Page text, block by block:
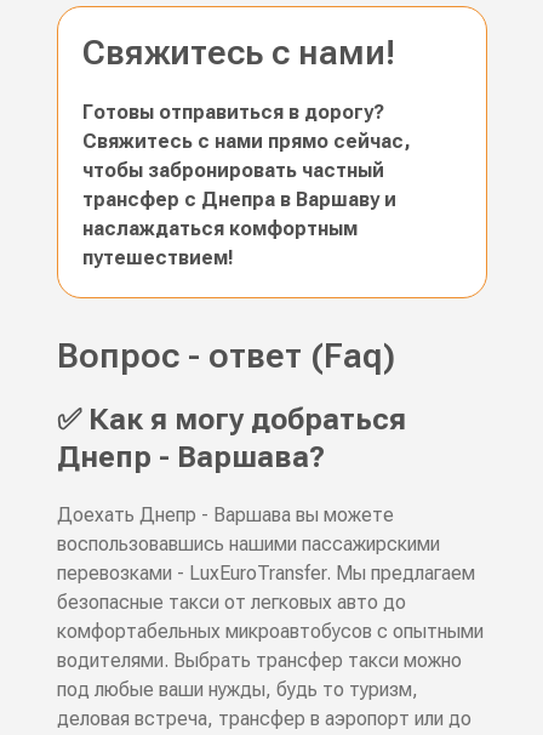
Свяжитесь с нами!
Готовы отправиться в дорогу?
Свяжитесь с нами прямо сейчас,
чтобы забронировать частный
трансфер с Днепра в Варшаву и
наслаждаться комфортным
путешествием!
Вопрос - ответ (Faq)
✅ Как я могу добраться
Днепр - Варшава?
Доехать Днепр - Варшава вы можете
воспользовавшись нашими пассажирскими
перевозками - LuxEuroTransfer. Мы предлагаем
безопасные такси от легковых авто до
комфортабельных микроавтобусов с опытными
водителями. Выбрать трансфер такси можно
под любые ваши нужды, будь то туризм,
деловая встреча, трансфер в аэропорт или до